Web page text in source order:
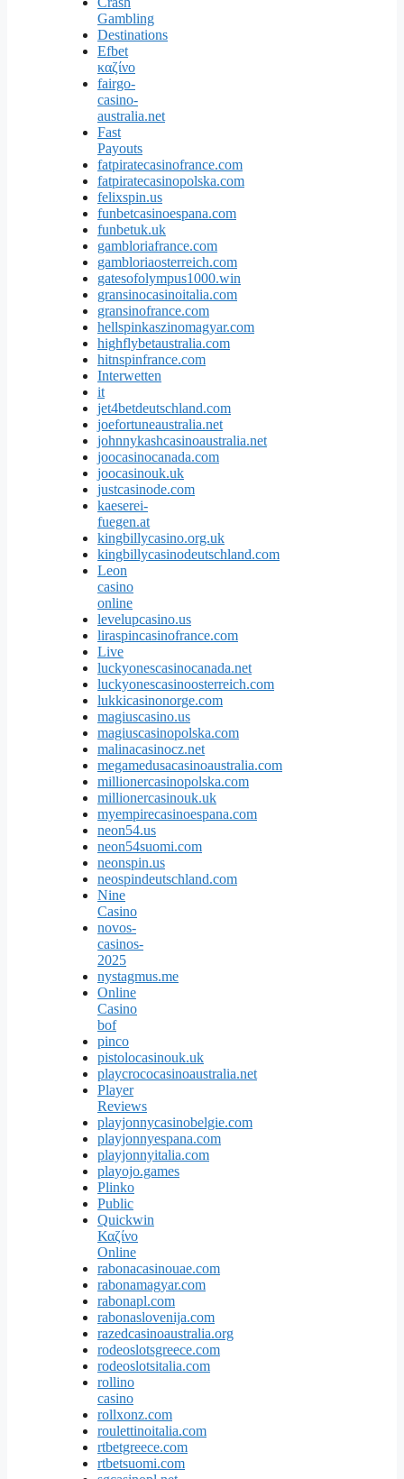
Gambling
Destinations
Efbet
καζίνο
fairgo-
casino-
australia.net
Fast
Payouts
fatpiratecasinofrance.com
fatpiratecasinopolska.com
felixspin.us
funbetcasinoespana.com
funbetuk.uk
gambloriafrance.com
gambloriaosterreich.com
gatesofolympus1000.win
gransinocasinoitalia.com
gransinofrance.com
hellspinkaszinomagyar.com
highflybetaustralia.com
hitnspinfrance.com
Interwetten
it
jet4betdeutschland.com
joefortuneaustralia.net
johnnykashcasinoaustralia.net
joocasinocanada.com
joocasinouk.uk
justcasinode.com
kaeserei-
fuegen.at
kingbillycasino.org.uk
kingbillycasinodeutschland.com
Leon
casino
online
levelupcasino.us
liraspincasinofrance.com
Live
luckyonescasinocanada.net
luckyonescasinoosterreich.com
lukkicasinonorge.com
magiuscasino.us
magiuscasinopolska.com
malinacasinocz.net
megamedusacasinoaustralia.com
millionercasinopolska.com
millionercasinouk.uk
myempirecasinoespana.com
neon54.us
neon54suomi.com
neonspin.us
neospindeutschland.com
Nine
Casino
novos-
casinos-
2025
nystagmus.me
Online
Casino
bof
pinco
pistolocasinouk.uk
playcrococasinoaustralia.net
Player
Reviews
playjonnycasinobelgie.com
playjonnyespana.com
playjonnyitalia.com
playojo.games
Plinko
Public
Quickwin
Καζίνο
Online
rabonacasinouae.com
rabonamagyar.com
rabonapl.com
rabonaslovenija.com
razedcasinoaustralia.org
rodeoslotsgreece.com
rodeoslotsitalia.com
rollino
casino
rollxonz.com
roulettinoitalia.com
rtbetgreece.com
rtbetsuomi.com